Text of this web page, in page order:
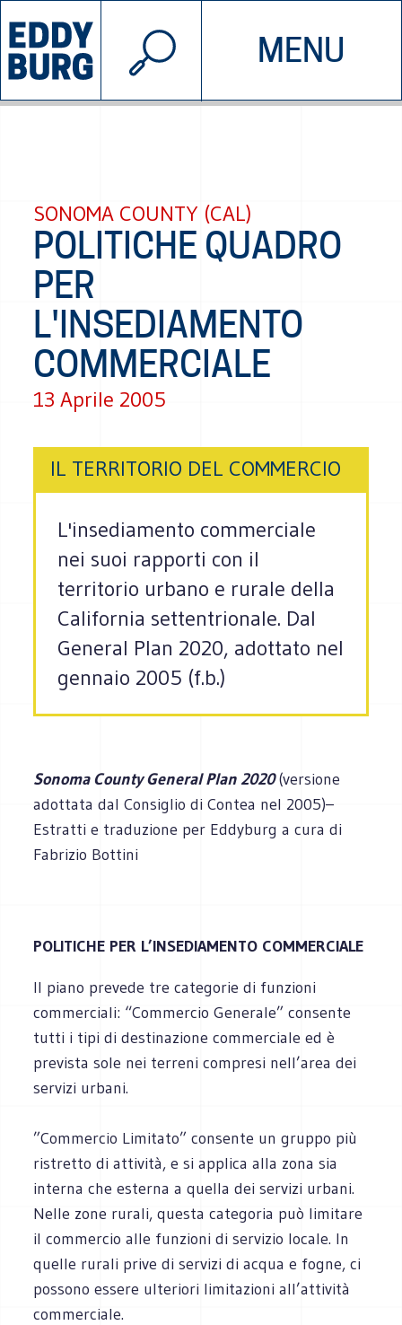
MENU
INIZIATIVE CHI SIAMO
© 2026 EDDYBURG
SONOMA COUNTY (CAL)
POLITICHE QUADRO
PER
L'INSEDIAMENTO
COMMERCIALE
13 Aprile 2005
IL TERRITORIO DEL COMMERCIO
L'insediamento commerciale
nei suoi rapporti con il
territorio urbano e rurale della
California settentrionale. Dal
General Plan 2020, adottato nel
gennaio 2005 (f.b.)
Sonoma County General Plan 2020(versione
adottata dal Consiglio di Contea nel 2005)–
Estratti e traduzione per Eddyburg a cura di
Fabrizio Bottini
POLITICHE PER L’INSEDIAMENTO COMMERCIALE
Il piano prevede tre categorie di funzioni
commerciali: “Commercio Generale” consente
tutti i tipi di destinazione commerciale ed è
prevista sole nei terreni compresi nell’area dei
servizi urbani.
”Commercio Limitato” consente un gruppo più
ristretto di attività, e si applica alla zona sia
interna che esterna a quella dei servizi urbani.
Nelle zone rurali, questa categoria può limitare
il commercio alle funzioni di servizio locale. In
quelle rurali prive di servizi di acqua e fogne, ci
possono essere ulteriori limitazioni all’attività
commerciale.